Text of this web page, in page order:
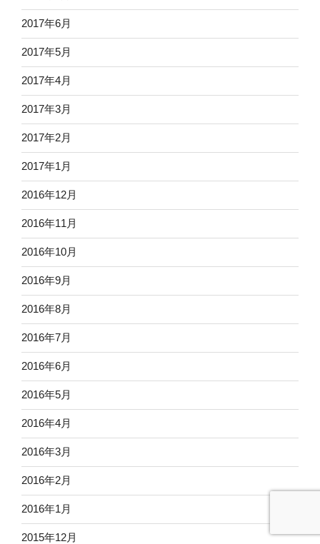
2017年6月
2017年5月
2017年4月
2017年3月
2017年2月
2017年1月
2016年12月
2016年11月
2016年10月
2016年9月
2016年8月
2016年7月
2016年6月
2016年5月
2016年4月
2016年3月
2016年2月
2016年1月
2015年12月